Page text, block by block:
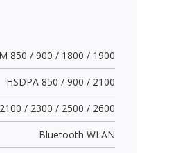
850 / 900 / 1800 / 1900
HSDPA 850 / 900 / 2100
/ 2300 / 2500 / 2600
Bluetooth WLAN